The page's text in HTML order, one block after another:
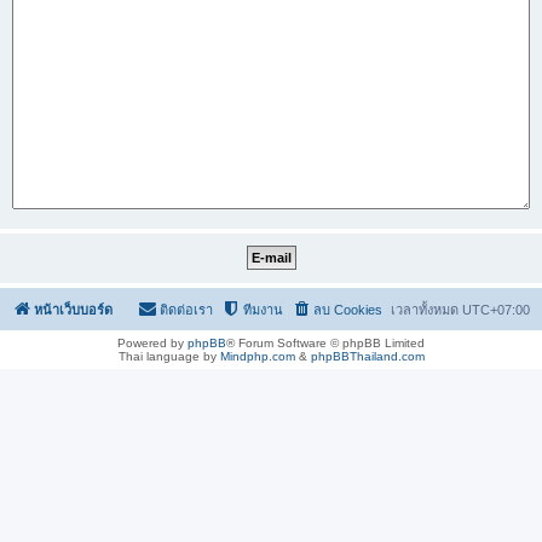
หน้าเว็บบอร์ด เวลาทั้งหมด UTC+07:00
ลบ Cookies
ทีมงาน
ติดต่อเรา
Powered by phpBB® Forum Software © phpBB Limited
Thai language by Mindphp.com& phpBBThailand.com